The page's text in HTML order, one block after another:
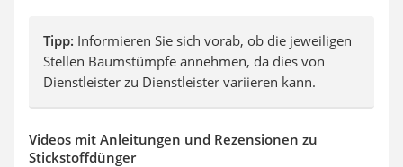
Tipp: Informieren Sie sich vorab, ob die jeweiligen
Stellen Baumstümpfe annehmen, da dies von
Dienstleister zu Dienstleister variieren kann.
Videos mit Anleitungen und Rezensionen zu
Stickstoffdünger